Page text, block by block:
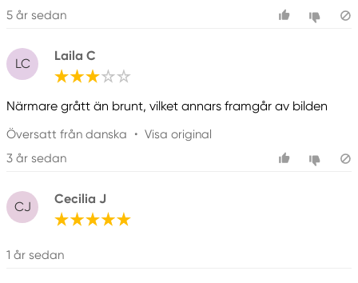
5 år sedan
LC
Laila C
Närmare grått än brunt, vilket annars framgår av bilden
Översatt från danska • Visa original
3 år sedan
CJ
Cecilia J
1 år sedan